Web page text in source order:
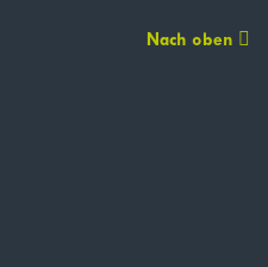
Nach oben